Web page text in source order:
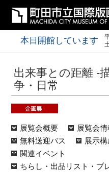
本日開館しています
出来事との距離 -
争・日常
展覧会概要 展覧会情
無料送迎バス
展示
関連イベント
ちらし・出品リスト・プ